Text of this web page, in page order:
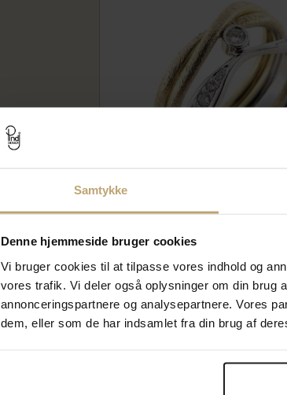
Samtykke
Denne hjemmeside bruger cookies
Vi bruger cookies til at tilpasse vores indhold og
vores trafik. Vi deler også oplysninger om din brug
annonceringspartnere og analysepartnere. Vores
dem, eller som de har indsamlet fra din brug af
Dobbelt ring 2 farvet guld, 9
brillanter 14 kt. + 14 kt. hvg.